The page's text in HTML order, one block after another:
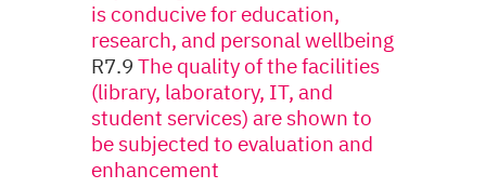
is conducive for education,
research, and personal wellbeing
R7.9The quality of the facilities
(library, laboratory, IT, and
student services) are shown to
be subjected to evaluation and
enhancement